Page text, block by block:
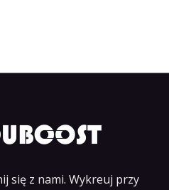
się z nami. Wykreuj przy